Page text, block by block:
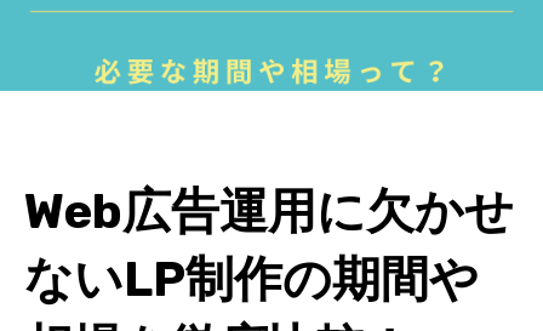
Web広告運用に欠かせ
ないLP制作の期間や